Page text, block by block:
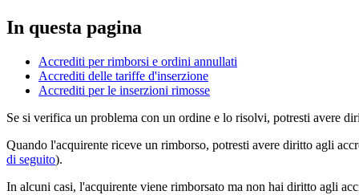
In questa pagina
Accrediti per rimborsi e ordini annullati
Accrediti delle tariffe d'inserzione
Accrediti per le inserzioni rimosse
Se si verifica un problema con un ordine e lo risolvi, potresti avere
Quando l'acquirente riceve un rimborso, potresti avere diritto agli
di seguito).
In alcuni casi, l'acquirente viene rimborsato ma non hai diritto agli